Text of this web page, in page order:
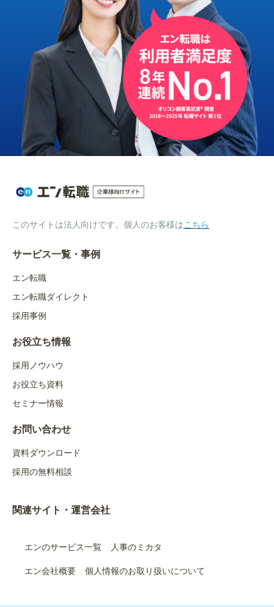
このサイトは法人向けです。個人のお客様はこちら
サービス一覧・事例
エン転職
エン転職ダイレクト
採用事例
お役立ち情報
採用ノウハウ
お役立ち資料
セミナー情報
お問い合わせ
資料ダウンロード
採用の無料相談
関連サイト・運営会社
エンのサービス一覧 人事のミカタ
エン会社概要 個人情報のお取り扱いについて